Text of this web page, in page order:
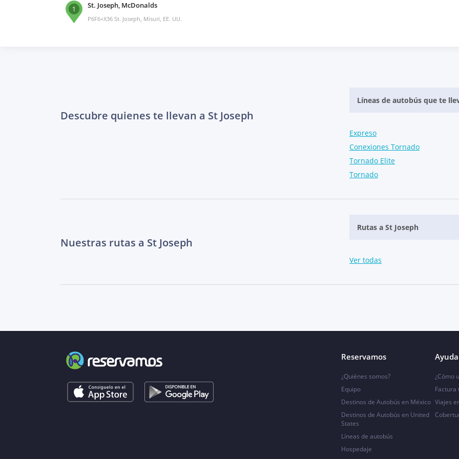
1 St. Joseph, McDonalds
P6F6+X36 St. Joseph, Misuri, EE. UU.
Descubre quienes te llevan a St Joseph
Líneas de autobús que te
Expreso
Conexiones Tornado
Tornado Elite
Tornado
Nuestras rutas a St Joseph
Rutas a St Joseph
Ver todas
Reservamos
¿Quiénes somos?
Equipo
Destinos de Autobús en México
Destinos de Autobús en United
States
Líneas de autobús
Hospedaje
¿Cómo
Factura
Viajes